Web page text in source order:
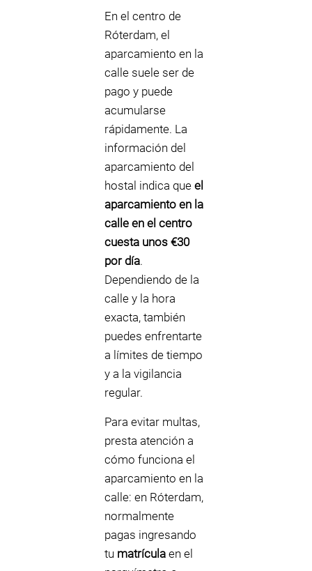
En el centro de
Róterdam, el
aparcamiento en la
calle suele ser de
pago y puede
acumularse
rápidamente. La
información del
aparcamiento del
hostal indica que el
aparcamiento en la
calle en el centro
cuesta unos €30
por día.
Dependiendo de la
calle y la hora
exacta, también
puedes enfrentarte
a límites de tiempo
y a la vigilancia
regular.
Para evitar multas,
presta atención a
cómo funciona el
aparcamiento en la
calle: en Róterdam,
normalmente
pagas ingresando
tu matrícula en el